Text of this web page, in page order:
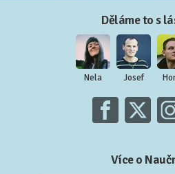
Děláme to s
Nela Josef
Více o